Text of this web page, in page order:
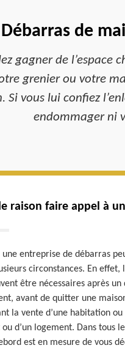
Débarras de
gagner de l’espace
grenier ou votre
Si vous lui confiez
endommager ni
raison faire appel à
une entreprise de débarras
circonstances. En effet,
être nécessaires après un
avant de quitter une
la vente d’une habitation ou
d’un logement. Dans tous
est en mesure de vous